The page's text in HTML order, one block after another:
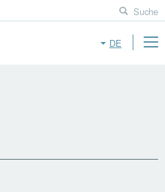
DE
Suche